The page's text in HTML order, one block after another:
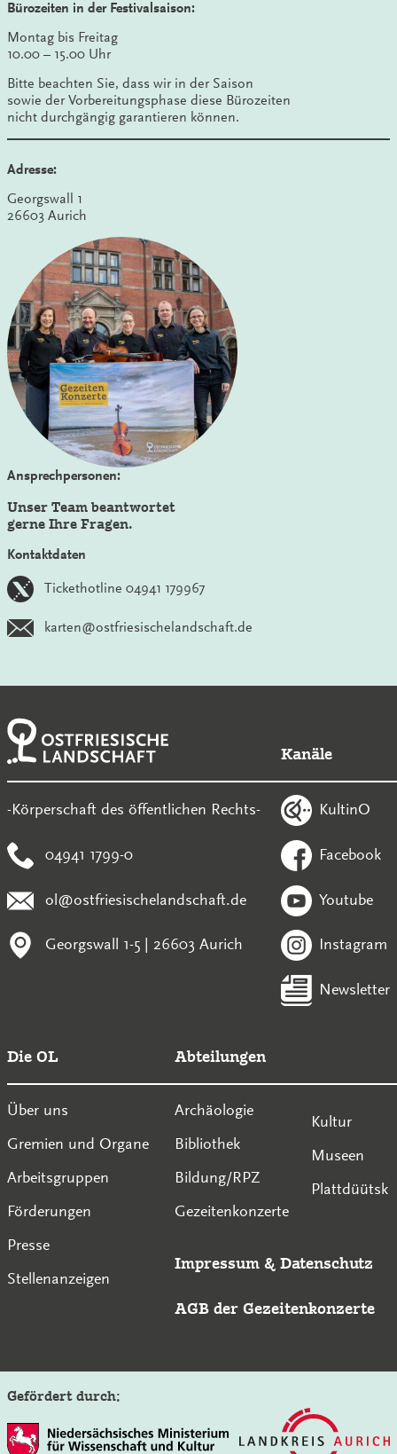
Bürozeiten in der Festivalsaison:
Montag bis Freitag
10.00 – 15.00 Uhr
Bitte beachten Sie, dass wir in der Saison
sowie der Vorbereitungsphase diese Bürozeiten
nicht durchgängig garantieren können.
Adresse:
Georgswall 1
26603 Aurich
Ansprechpersonen:
Unser Team beantwortet
gerne Ihre Fragen.
Kontaktdaten
Tickethotline 04941 179967
karten@ostfriesischelandschaft.de
-Körperschaft des öffentlichen Rechts-
04941 1799-0
ol@ostfriesischelandschaft.de
Georgswall 1-5 | 26603 Aurich
Kanäle
KultinO
Facebook
Youtube
Instagram
Newsletter
Die OL
Über uns
Gremien und Organe
Arbeitsgruppen
Förderungen
Presse
Stellenanzeigen
Abteilungen
Archäologie
Bibliothek
Bildung/RPZ
Gezeitenkonzerte
Kultur
Museen
Plattdüütsk
Impressum & Datenschutz
AGB der Gezeitenkonzerte
Gefördert durch: